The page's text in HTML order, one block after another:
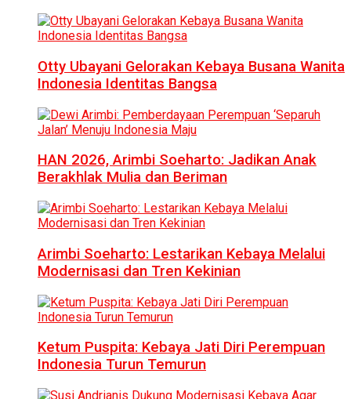
Otty Ubayani Gelorakan Kebaya Busana Wanita
Indonesia Identitas Bangsa
HAN 2026, Arimbi Soeharto: Jadikan Anak
Berakhlak Mulia dan Beriman
Arimbi Soeharto: Lestarikan Kebaya Melalui
Modernisasi dan Tren Kekinian
Ketum Puspita: Kebaya Jati Diri Perempuan
Indonesia Turun Temurun